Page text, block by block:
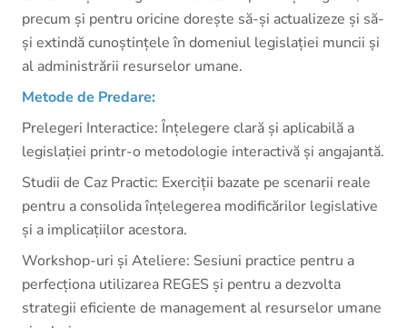
precum și pentru oricine dorește să-și actualizeze și să-
și extindă cunoștințele în domeniul legislației muncii și
al administrării resurselor umane.
Metode de Predare:
Prelegeri Interactice: Înțelegere clară și aplicabilă a
legislației printr-o metodologie interactivă și angajantă.
Studii de Caz Practic: Exerciții bazate pe scenarii reale
pentru a consolida înțelegerea modificărilor legislative
și a implicațiilor acestora.
Workshop-uri și Ateliere: Sesiuni practice pentru a
perfecționa utilizarea REGES și pentru a dezvolta
strategii eficiente de management al resurselor umane